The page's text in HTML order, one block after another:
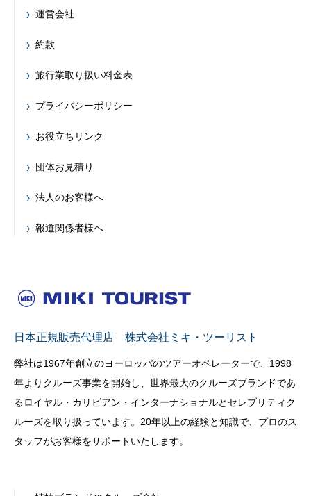
運営会社
約款
旅行業取り扱い料金表
プライバシーポリシー
お役立ちリンク
団体お見積り
法人のお客様へ
報道関係者様へ
日本正規販売代理店 株式会社ミキ・ツーリスト
弊社は1967年創立のヨーロッパのツアーオペレーターで、1998
年よりクルーズ事業を開始し、世界最大のクルーズブランドであ
るロイヤル・カリビアン・インターナショナルとセレブリティク
ルーズを取り扱っています。20年以上の経験と知識で、プロのス
タッフがお客様をサポートいたします。